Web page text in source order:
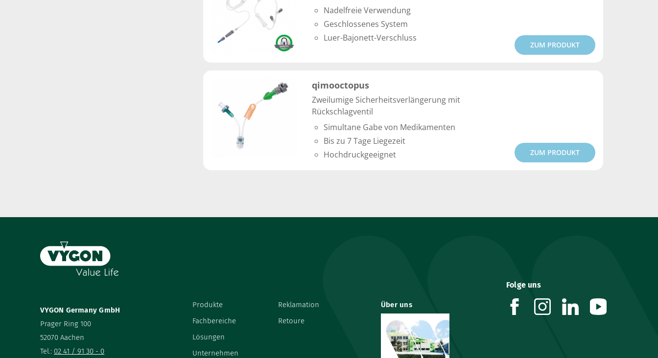
Nadelfreie Verwendung
Geschlossenes System
Luer-Bajonett-Verschluss
ZUM PRODUKT
qimooctopus
Zweilumige Sicherheitsverlängerung mit
Rückschlagventil
Simultane Gabe von Medikamenten
Bis zu 7 Tage Liegezeit
Hochdruckgeeignet
ZUM PRODUKT
VYGON Germany GmbH
Prager Ring 100
52070 Aachen
Tel.: 02 41 / 91 30 - 0
Produkte
Fachbereiche
Lösungen
Unternehmen
Reklamation
Retoure
Über uns
Folge uns